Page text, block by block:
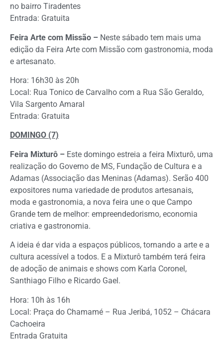
no bairro Tiradentes
Entrada: Gratuita
Feira Arte com Missão – Neste sábado tem mais uma
edição da Feira Arte com Missão com gastronomia, moda
e artesanato.
Hora: 16h30 às 20h
Local: Rua Tonico de Carvalho com a Rua São Geraldo,
Vila Sargento Amaral
Entrada: Gratuita
DOMINGO (7)
Feira Mixturô – Este domingo estreia a feira Mixturô, uma
realização do Governo de MS, Fundação de Cultura e a
Adamas (Associação das Meninas (Adamas). Serão 400
expositores numa variedade de produtos artesanais,
moda e gastronomia, a nova feira une o que Campo
Grande tem de melhor: empreendedorismo, economia
criativa e gastronomia.
A ideia é dar vida a espaços públicos, tornando a arte e a
cultura acessível a todos. E a Mixturô também terá feira
de adoção de animais e shows com Karla Coronel,
Santhiago Filho e Ricardo Gael.
Hora: 10h às 16h
Local: Praça do Chamamé – Rua Jeribá, 1052 – Chácara
Cachoeira
Entrada Gratuita